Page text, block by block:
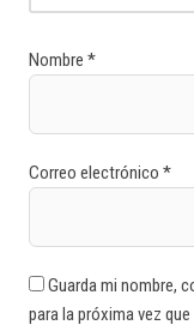
Nombre *
Correo electrónico *
Guarda mi nombre,
para la próxima vez